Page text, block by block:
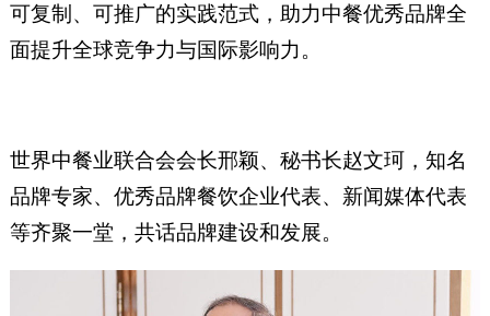
可复制、可推广的实践范式，助力中餐优秀品牌全
面提升全球竞争力与国际影响力。
世界中餐业联合会会长邢颖、秘书长赵文珂，知名
品牌专家、优秀品牌餐饮企业代表、新闻媒体代表
等齐聚一堂，共话品牌建设和发展。